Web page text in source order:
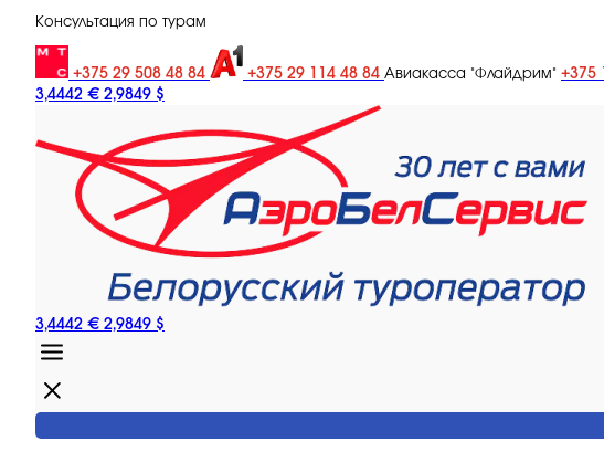
Консультация по турам
+375 29 508 48 84 +375 29 114 48 84 Авиакасса "Флайдрим" +375
3,4442 € 2,9849 $
3,4442 € 2,9849 $